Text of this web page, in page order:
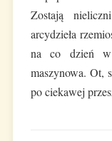
Zostają
arcydzieła
na co dzień w
maszynowa. Ot,
po ciekawej